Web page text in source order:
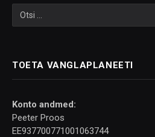
TOETA VANGLAPLANEETI
Konto andmed:
Peeter Proos
EE937700771001063744